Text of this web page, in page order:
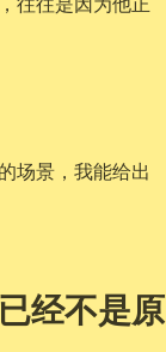
场景，我能给出
经不是原